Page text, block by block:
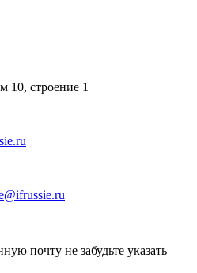
10, строение 1
почту не забудьте указать